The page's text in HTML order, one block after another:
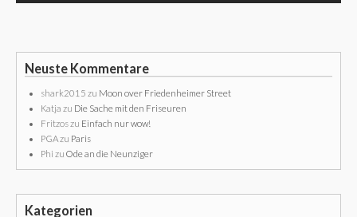
Neuste Kommentare
shark2015 zu Moon over Friedenheimer Street
Katja zu Die Sache mit den Friseuren
Fritzoszu Einfach nur wow!
PGAzu Paris
Phi zu Ode an die Neunziger
Kategorien